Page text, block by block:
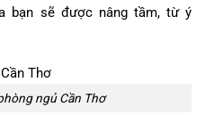
bạn sẽ được nâng tầm, từ ý
ngủ Cần Thơ